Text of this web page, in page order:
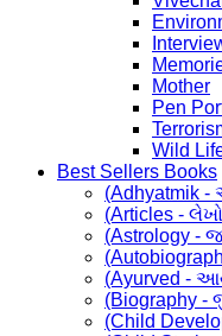
Mother
Pen
Wild
Best Sellers Books
(Adhyatmik -
(Articles -
(Astrology -
(Ayurved -
(Biography -
(Child